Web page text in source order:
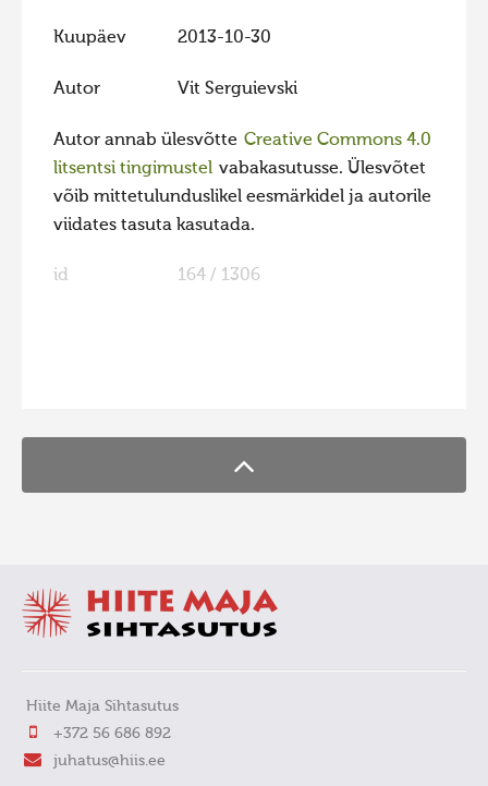
Hiite kuvavõistlus 2017
Hiite kuvavõistlus 2014
Hiite kuvavõistlus 2012
Kuupäev 2013-10-30
Autor Vit Serguievski
Autor annab ülesvõtte Creative Commons 4.0
litsentsi tingimustel vabakasutusse. Ülesvõtet
võib mittetulunduslikel eesmärkidel ja autorile
viidates tasuta kasutada.
id 164 / 1306
Hiite Maja Sihtasutus
+372 56 686 892
juhatus@hiis.ee